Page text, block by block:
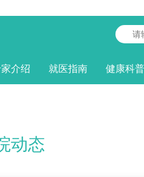
介绍 就医指南 健康科普
动态